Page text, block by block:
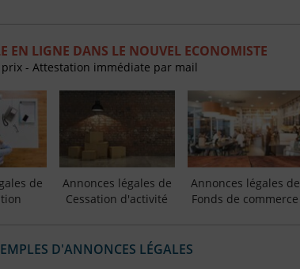
EN LIGNE DANS LE NOUVEL ECONOMISTE
- Attestation immédiate par mail
de
Annonces légales de
Cessation d'activité
Annonces légales de
Fonds de commerce
D'ANNONCES LÉGALES